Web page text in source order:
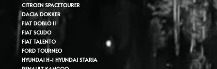
CITROEN SPACETOURER
DACIA DOKKER
FIAT DOBLO II
FIAT SCUDO
FIAT TALENTO
FORD TOURNEO
HYUNDAI H-1 HYUNDAI STARIA